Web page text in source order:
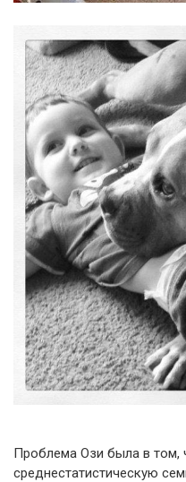
Проблема Ози была в том,
среднестатистическую